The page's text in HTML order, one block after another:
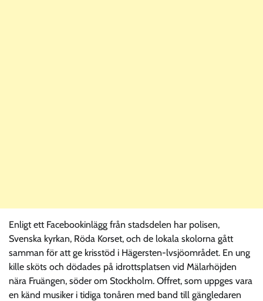
Enligt ett Facebookinlägg från stadsdelen har polisen,
Svenska kyrkan, Röda Korset, och de lokala skolorna gått
samman för att ge krisstöd i Hägersten-lvsjöområdet. En ung
kille sköts och dödades på idrottsplatsen vid Mälarhöjden
nära Fruängen, söder om Stockholm. Offret, som uppges vara
en känd musiker i tidiga tonåren med band till gängledaren